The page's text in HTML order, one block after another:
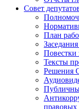
Совет
План
Повестки
Тексты
Решения
правовых